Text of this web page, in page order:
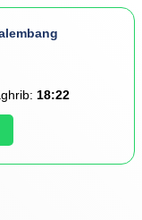
18:22